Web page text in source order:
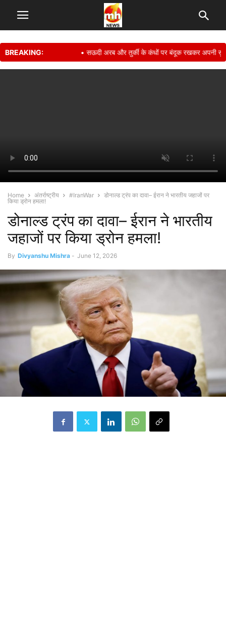
BREAKING: • सऊदी अरब और तुर्की के कंधों पर बंदूक रखकर अपनी सुरक्षा
Home अंतर्राष्ट्रीय #IranWar
डोनाल्ड ट्रंप का दावा– ईरान ने भारतीय जहाजों पर
किया ड्रोन हमला!
डोनाल्ड ट्रंप का दावा– ईरान ने भारतीय
जहाजों पर किया ड्रोन हमला!
By Divyanshu Mishra - June 12, 2026